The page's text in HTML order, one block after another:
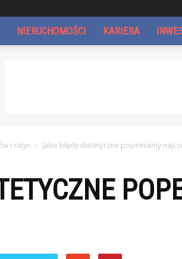
NIERUCHOMOŚCI KARIERA
i rutyn Jakie błędy dietetyczne popełniamy